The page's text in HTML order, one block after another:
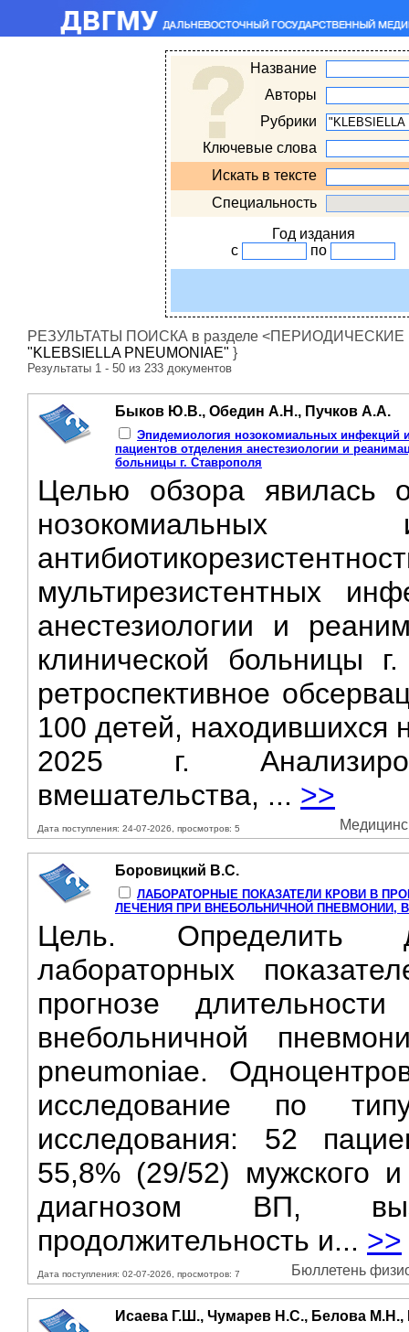
Название
Авторы
Рубрики
Ключевые слова
Искать в тексте
Специальность
Год издания
с
по
РЕЗУЛЬТАТЫ ПОИСКА в разделе <ПЕРИОДИЧЕСКИЕ
"KLEBSIELLA PNEUMONIAE" }
Результаты 1 - 50 из 233 документов
Быков Ю.В., Обедин А.Н., Пучков А.А.
Эпидемиология нозокомиальных инфекций и
пациентов отделения анестезиологии и
больницы г. Ставрополя
Целью обзора явилась
мультирезистентных
анестезиологии и
клинической больницы
ретроспективное
100 детей, находившихся
2025 г.
вмешательства, ... >>
Дата поступления: 24-07-2026, просмотров: 5
Боровицкий В.С.
ЛАБОРАТОРНЫЕ ПОКАЗАТЕЛИ КРОВИ В
ЛЕЧЕНИЯ ПРИ ВНЕБОЛЬНИЧНОЙ ПНЕВМОНИИ,
Цель. Определить
лабораторных
прогнозе
внебольничной
pneumoniae.
исследование по
исследования: 52
55,8% (29/52) мужского
диагнозом ВП,
продолжительность и... >>
Дата поступления: 02-07-2026, просмотров: 7 Бюллетень
Исаева Г.Ш., Чумарев Н.С., Белова